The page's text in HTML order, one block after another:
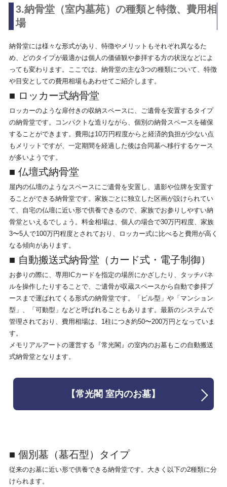
3.納骨堂（室内墓苑）の種類と特徴、費用相
場
納骨堂には様々な形式があり、特徴やメリットもそれぞれ異なるた
め、どのタイプが最適かは個人の価値観や参拝する方の状況などによ
っても変わります。ここでは、納骨堂の主な3つの種類について、特徴
や目安としての費用相場もあわせてご紹介します。
■ ロッカー式納骨堂
ロッカーのような扉付きの収納スペースに、ご遺骨を安置するタイプ
の納骨堂です。コンパクトな造りながら、個別の納骨スペースを確保
することができます。費用は10万円程度からと経済的負担が少ない点
もメリットですが、一定期間を経過した後は合同墓へ移行するケース
が多いようです。
■ 仏壇式納骨堂
屋内の仏壇のようなスペースにご遺骨を安置し、遺影や位牌を安置す
ることができる納骨堂です。家族ごとに独立した区画が設けられてい
て、自宅の仏壇に近い形で供養できるので、家族でお参りしやすい納
骨堂といえるでしょう。料金相場は、個人の場合で30万円程度、家族
3〜5人で100万円程度とされており、ロッカー式に比べると費用が高く
なる傾向があります。
■ 自動搬送式納骨堂（カード式・電子制御）
お参りの際に、専用ICカードを指定の場所にかざしたり、タッチパネ
ルを操作したりすることで、ご遺骨が収蔵スペースから自動で参拝ブ
ースまで運ばれてくる形式の納骨堂です。「ビル型」や「マンション
型」、「可動型」などと呼ばれることもあります。最新のシステムで
管理されており、費用相場は、1柱につき約50〜200万円となっていま
す。
メモリアルアートの運営する『常光閣』の室内のお墓もこの自動搬送
式納骨堂となります。
【常光閣 室内のお墓】
■ 個別墓（墓石型）タイプ
従来のお墓に近い形で供養できる納骨堂です。大きく以下の2種類に分
けられます。